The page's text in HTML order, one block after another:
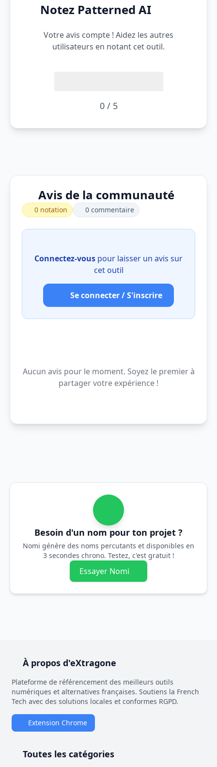
Notez Patterned AI
Votre avis compte ! Aidez les autres
utilisateurs en notant cet outil.
0 / 5
Avis de la communauté
0 notation 0 commentaire
Connectez-vous pour laisser un avis sur
cet outil
Se connecter / S'inscrire
Aucun avis pour le moment. Soyez le premier à
partager votre expérience !
Besoin d'un nom pour ton projet ?
Nomi génère des noms percutants et disponibles en
3 secondes chrono. Testez, c'est gratuit !
Essayer Nomi
À propos d'eXtragone
Plateforme de référencement des meilleurs outils
numériques et alternatives françaises. Soutiens la French
Tech avec des solutions locales et conformes RGPD.
Extension Chrome
Toutes les catégories